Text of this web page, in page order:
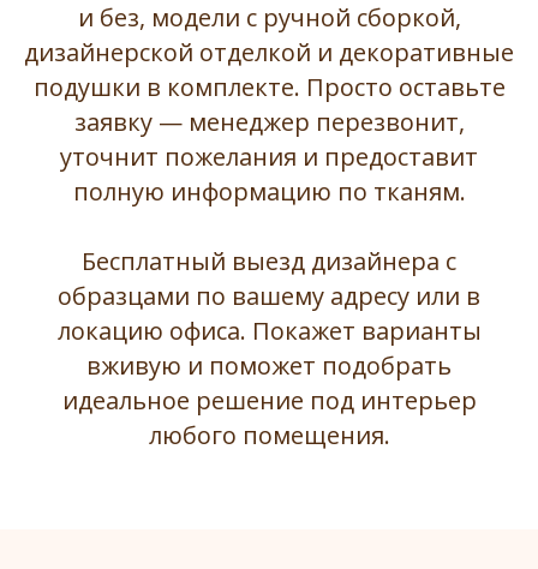
и без, модели с ручной сборкой,
дизайнерской отделкой и декоративные
подушки в комплекте. Просто оставьте
заявку — менеджер перезвонит,
уточнит пожелания и предоставит
полную информацию по тканям.
Бесплатный выезд дизайнера с
образцами по вашему адресу или в
локацию офиса. Покажет варианты
вживую и поможет подобрать
идеальное решение под интерьер
любого помещения.